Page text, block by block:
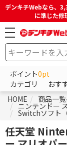
デンキチWebなら、
に準じた修
ポイント0pt
カテゴリ
おす
HOME
商品一
ニンテンドー
Switchソフト
任天堂